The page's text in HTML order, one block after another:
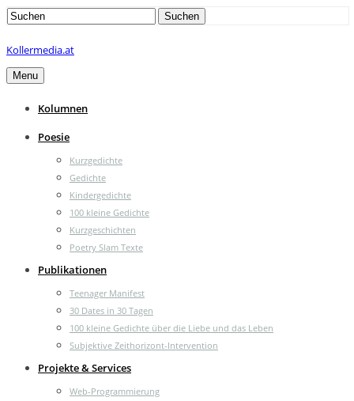
Search
Suchen
Kollermedia.at
Menu
Kolumnen
Poesie
Kurzgedichte
Gedichte
Kindergedichte
100 kleine Gedichte
Kurzgeschichten
Poetry Slam Texte
Publikationen
Teenager Manifest
30 Dates in 30 Tagen
100 kleine Gedichte über die Liebe und das Leben
Subjektive Zeithorizont-Intervention
Projekte & Services
Web-Programmierung